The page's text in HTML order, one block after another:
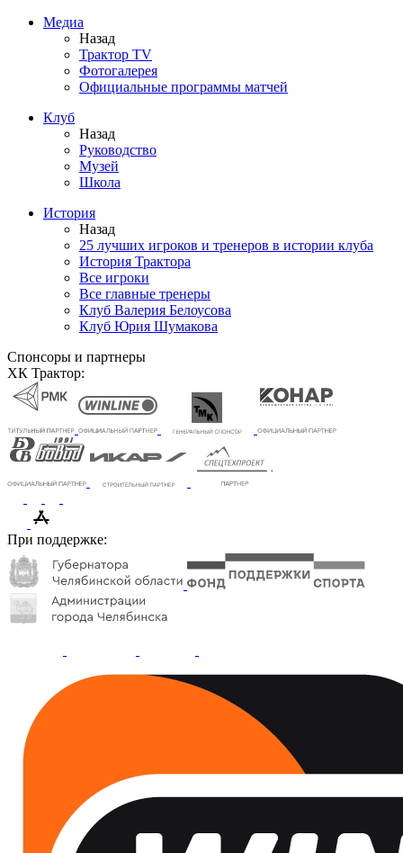
Медиа
Назад
Трактор TV
Фотогалерея
Официальные программы матчей
Клуб
Назад
Руководство
Музей
Школа
История
Назад
25 лучших игроков и тренеров в истории клуба
История Трактора
Все игроки
Все главные тренеры
Клуб Валерия Белоусова
Клуб Юрия Шумакова
Спонсоры и партнеры
ХК Трактор:
При поддержке: